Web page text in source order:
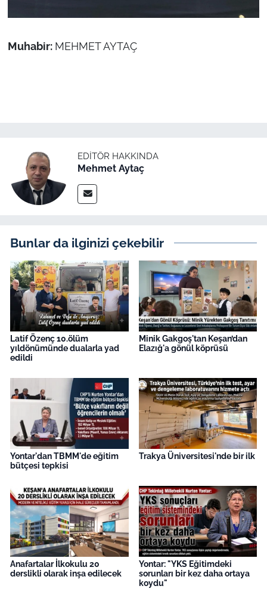
Muhabir: MEHMET AYTAÇ
EDITÖR HAKKINDA
Mehmet Aytaç
Bunlar da ilginizi çekebilir
Latif Özenç 10.ölüm
yıldönümünde dualarla yad
edildi
Minik Gakgoş'tan Keşan’dan
Elazığ'a gönül köprüsü
Yontar'dan TBMM'de eğitim
bütçesi tepkisi
Trakya Üniversitesi'nde bir ilk
Anafartalar İlkokulu 20
derslikli olarak inşa edilecek
Yontar: "YKS Eğitimdeki
sorunları bir kez daha ortaya
koydu"